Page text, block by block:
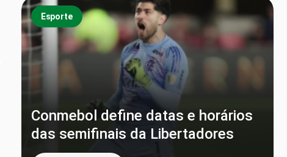
Esporte
Conmebol define datas e horários
das semifinais da Libertadores